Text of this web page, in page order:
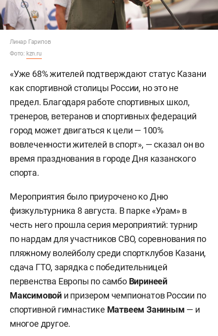
Линар Гарипов
Фото: kzn.ru
«Уже 68% жителей подтверждают статус Казани
как спортивной столицы России, но это не
предел. Благодаря работе спортивных школ,
тренеров, ветеранов и спортивных федераций
город может двигаться к цели — 100%
вовлеченности жителей в спорт», — сказал он во
время празднования в городе Дня казанского
спорта.
Мероприятия было приурочено ко Дню
физкультурника 8 августа. В парке «Урам» в
честь него прошла серия мероприятий: турнир
по нардам для участников СВО, соревнования по
пляжному волейболу среди спортклубов Казани,
сдача ГТО, зарядка с победительницей
первенства Европы по самбо Виринеей
Максимовой и призером чемпионатов России по
спортивной гимнастике Матвеем Заниным — и
многое другое.